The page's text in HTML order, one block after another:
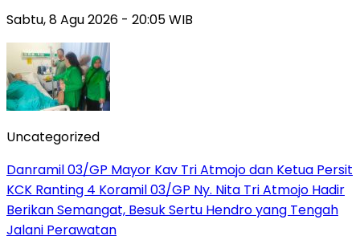
Sabtu, 8 Agu 2026 - 20:05 WIB
Uncategorized
Danramil 03/GP Mayor Kav Tri Atmojo dan Ketua Persit
KCK Ranting 4 Koramil 03/GP Ny. Nita Tri Atmojo Hadir
Berikan Semangat, Besuk Sertu Hendro yang Tengah
Jalani Perawatan